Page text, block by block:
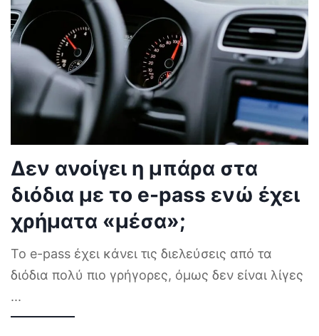
Δεν ανοίγει η μπάρα στα
διόδια με το e-pass ενώ έχει
χρήματα «μέσα»;
Το e-pass έχει κάνει τις διελεύσεις από τα
διόδια πολύ πιο γρήγορες, όμως δεν είναι λίγες
...